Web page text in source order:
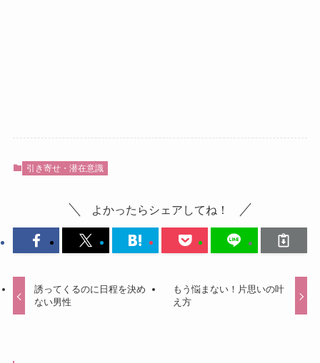
引き寄せ・潜在意識
よかったらシェアしてね！
誘ってくるのに日程を決め
ない男性
もう悩まない！片思いの叶
え方